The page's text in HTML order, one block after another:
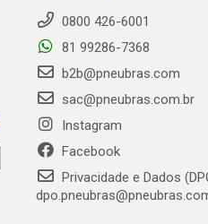
0800 426-6001
81 99286-7368
b2b@pneubras.com
sac@pneubras.com.br
Instagram
Facebook
Privacidade e Dados